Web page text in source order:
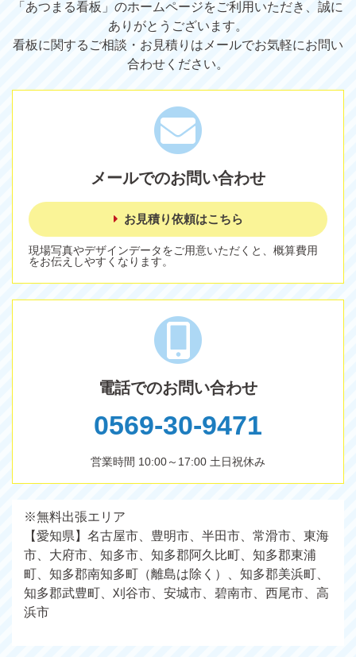
「あつまる看板」のホームページをご利用いただき、誠に
ありがとうございます。
看板に関するご相談・お見積りはメールでお気軽にお問い
合わせください。
メールでのお問い合わせ
お見積り依頼はこちら
現場写真やデザインデータをご用意いただくと、概算費用
をお伝えしやすくなります。
電話でのお問い合わせ
0569-30-9471
営業時間 10:00～17:00 土日祝休み
※無料出張エリア
【愛知県】名古屋市、豊明市、半田市、常滑市、東海
市、大府市、知多市、知多郡阿久比町、知多郡東浦
町、知多郡南知多町（離島は除く）、知多郡美浜町、
知多郡武豊町、刈谷市、安城市、碧南市、西尾市、高
浜市